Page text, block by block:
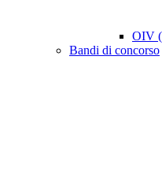
OIV
Bandi di concorso